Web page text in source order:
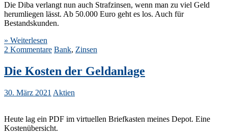
Die Diba verlangt nun auch Strafzinsen, wenn man zu viel Geld
herumliegen lässt. Ab 50.000 Euro geht es los. Auch für
Bestandskunden.
» Weiterlesen
2 Kommentare Bank, Zinsen
Die Kosten der Geldanlage
30. März 2021 Aktien
Heute lag ein PDF im virtuellen Briefkasten meines Depot. Eine
Kostenübersicht.